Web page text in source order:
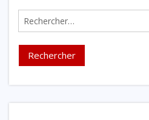
Rechercher :